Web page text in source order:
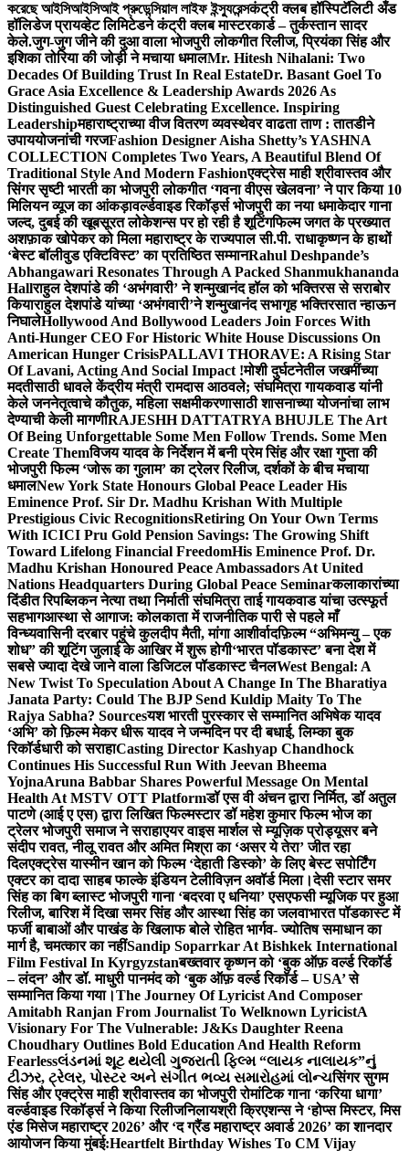
করেছে আইসিআইসিআই প্রুডেন্সিয়াল লাইফ ইন্স্যুরেন্সकंट्री क्लब हॉस्पिटॅलिटी अँड
हॉलिडेज प्रायव्हेट लिमिटेडने कंट्री क्लब मास्टरकार्ड – तुर्कस्तान सादर
केले.जुग-जुग जीने की दुआ वाला भोजपुरी लोकगीत रिलीज, प्रियंका सिंह और
इशिका तोरिया की जोड़ी ने मचाया धमालMr. Hitesh Nihalani: Two
Decades Of Building Trust In Real EstateDr. Basant Goel To
Grace Asia Excellence & Leadership Awards 2026 As
Distinguished Guest Celebrating Excellence. Inspiring
Leadershipमहाराष्ट्राच्या वीज वितरण व्यवस्थेवर वाढता ताण : तातडीने
उपाययोजनांची गरजFashion Designer Aisha Shetty’s YASHNA
COLLECTION Completes Two Years, A Beautiful Blend Of
Traditional Style And Modern Fashionएक्ट्रेस माही श्रीवास्तव और
सिंगर सृष्टी भारती का भोजपुरी लोकगीत ‘गवना वीएस खेलवना’ ने पार किया 10
मिलियन व्यूज का आंकड़ावर्ल्डवाइड रिकॉर्ड्स भोजपुरी का नया धमाकेदार गाना
जल्द, दुबई की खूबसूरत लोकेशन्स पर हो रही है शूटिंगफिल्म जगत के प्रख्यात
अशफ़ाक खोपेकर को मिला महाराष्ट्र के राज्यपाल सी.पी. राधाकृष्णन के हाथों
‘बेस्ट बॉलीवुड एक्टिविस्ट’ का प्रतिष्ठित सम्मानRahul Deshpande’s
Abhangawari Resonates Through A Packed Shanmukhananda
Hallराहुल देशपांडे की ‘अभंगवारी’ ने शन्मुखानंद हॉल को भक्तिरस से सराबोर
कियाराहुल देशपांडे यांच्या ‘अभंगवारी’ने शन्मुखानंद सभागृह भक्तिरसात न्हाऊन
निघालेHollywood And Bollywood Leaders Join Forces With
Anti-Hunger CEO For Historic White House Discussions On
American Hunger CrisisPALLAVI THORAVE: A Rising Star
Of Lavani, Acting And Social Impact !मोशी दुर्घटनेतील जखमींच्या
मदतीसाठी धावले केंद्रीय मंत्री रामदास आठवले; संघमित्रा गायकवाड यांनी
केले जननेतृत्वाचे कौतुक, महिला सक्षमीकरणासाठी शासनाच्या योजनांचा लाभ
देण्याची केली मागणीRAJESHH DATTATRYA BHUJLE The Art
Of Being Unforgettable Some Men Follow Trends. Some Men
Create Themविजय यादव के निर्देशन में बनी प्रेम सिंह और रक्षा गुप्ता की
भोजपुरी फिल्म ‘जोरू का गुलाम’ का ट्रेलर रिलीज, दर्शकों के बीच मचाया
धमालNew York State Honours Global Peace Leader His
Eminence Prof. Sir Dr. Madhu Krishan With Multiple
Prestigious Civic RecognitionsRetiring On Your Own Terms
With ICICI Pru Gold Pension Savings: The Growing Shift
Toward Lifelong Financial FreedomHis Eminence Prof. Dr.
Madhu Krishan Honoured Peace Ambassadors At United
Nations Headquarters During Global Peace Seminarकलाकारांच्या
दिंडीत रिपब्लिकन नेत्या तथा निर्माती संघमित्रा ताई गायकवाड यांचा उत्स्फूर्त
सहभागआस्था से आगाज: कोलकाता में राजनीतिक पारी से पहले माँ
विन्ध्यवासिनी दरबार पहुंचे कुलदीप मैती, मांगा आशीर्वादफ़िल्म “अभिमन्यु – एक
शोध” की शूटिंग जुलाई के आखिर में शुरू होगी‘भारत पॉडकास्ट’ बना देश में
सबसे ज्यादा देखे जाने वाला डिजिटल पॉडकास्ट चैनलWest Bengal: A
New Twist To Speculation About A Change In The Bharatiya
Janata Party: Could The BJP Send Kuldip Maity To The
Rajya Sabha? Sourcesयश भारती पुरस्कार से सम्मानित अभिषेक यादव
‘अभि’ को फ़िल्म मेकर धीरू यादव ने जन्मदिन पर दी बधाई, लिम्का बुक
रिकॉर्डधारी को सराहाCasting Director Kashyap Chandhock
Continues His Successful Run With Jeevan Bheema
YojnaAruna Babbar Shares Powerful Message On Mental
Health At MSTV OTT Platformडॉ एस वी अंचन द्वारा निर्मित, डॉ अतुल
पाटणे (आई ए एस) द्वारा लिखित फिल्मस्टार डॉ महेश कुमार फिल्म भोज का
ट्रेलर भोजपुरी समाज ने सराहाएयर वाइस मार्शल से म्यूज़िक प्रोड्यूसर बने
संदीप रावत, नीलू रावत और अमित मिश्रा का ‘असर ये तेरा’ जीत रहा
दिलएक्ट्रेस यास्मीन खान को फिल्म ‘देहाती डिस्को’ के लिए बेस्ट सपोर्टिंग
एक्टर का दादा साहब फाल्के इंडियन टेलीविज़न अवॉर्ड मिला।देसी स्टार समर
सिंह का बिग ब्लास्ट भोजपुरी गाना ‘बदरवा ए धनिया’ एसएफसी म्यूजिक पर हुआ
रिलीज, बारिश में दिखा समर सिंह और आस्था सिंह का जलवाभारत पॉडकास्ट में
फर्जी बाबाओं और पाखंड के खिलाफ बोले रोहित भार्गव- ज्योतिष समाधान का
मार्ग है, चमत्कार का नहींSandip Soparrkar At Bishkek International
Film Festival In Kyrgyzstanबख्तवार कृष्णन को ‘बुक ऑफ़ वर्ल्ड रिकॉर्ड
– लंदन’ और डॉ. माधुरी पानमंद को ‘बुक ऑफ़ वर्ल्ड रिकॉर्ड – USA’ से
सम्मानित किया गया।The Journey Of Lyricist And Composer
Amitabh Ranjan From Journalist To Welknown LyricistA
Visionary For The Vulnerable: J&Ks Daughter Reena
Choudhary Outlines Bold Education And Health Reform
Fearlessલંડનમાં શૂટ થયેલી ગુજરાતી ફિલ્મ “લાયક નાલાયક”નું
ટીઝર, ટ્રેલર, પોસ્ટર અને સંગીત ભવ્ય સમારોહમાં લોન્ચसिंगर सुगम
सिंह और एक्ट्रेस माही श्रीवास्तव का भोजपुरी रोमांटिक गाना ‘करिया धागा’
वर्ल्डवाइड रिकॉर्ड्स ने किया रिलीजनिलायश्री क्रिएशन्स ने ‘होप्स मिस्टर, मिस
एंड मिसेज महाराष्ट्र 2026’ और ‘द ग्रैंड महाराष्ट्र अवार्ड 2026’ का शानदार
आयोजन किया मुंबई:Heartfelt Birthday Wishes To CM Vijay